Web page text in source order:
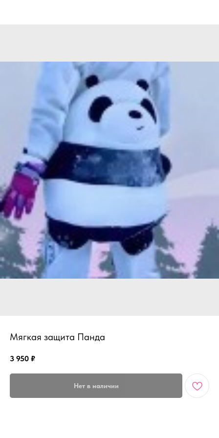
Мягкая защита Панда
3 950 ₽
Нет в наличии